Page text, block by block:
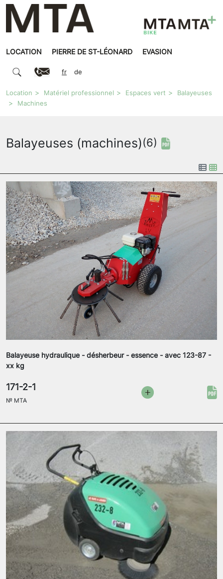
LOCATION PIERRE DE ST-LÉONARD EVASION
fr de
Location Matériel professionnel Espaces vert
Balayeuses
Machines
Balayeuses (machines)(6)
Balayeuse hydraulique - désherbeur - essence - avec 123-87 -
xx kg
171-2-1
№ MTA